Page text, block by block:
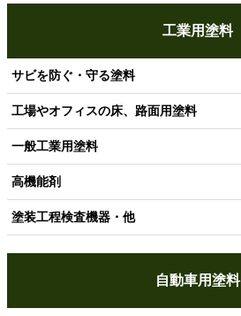
工業用塗料
サビを防ぐ・守る塗料
工場やオフィスの床、路面用塗料
一般工業用塗料
高機能剤
塗装工程検査機器・他
自動車用塗料